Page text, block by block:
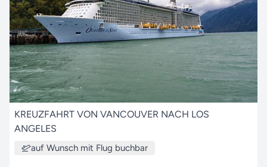
KREUZFAHRT VON VANCOUVER NACH LOS
ANGELES
auf Wunsch mit Flug buchbar